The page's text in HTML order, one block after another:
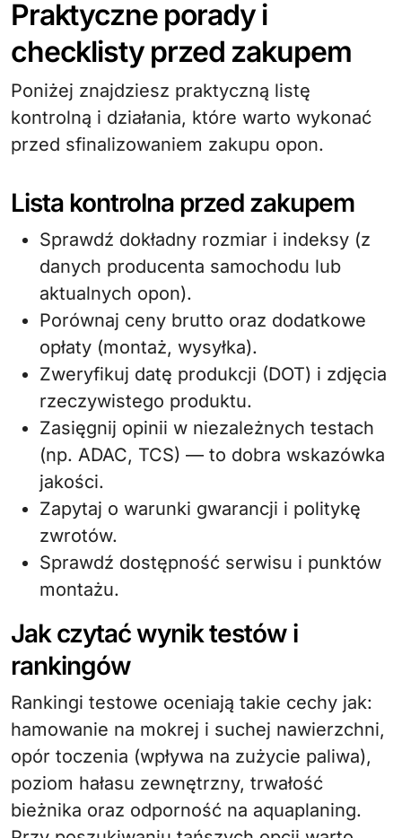
Praktyczne porady i
checklisty przed zakupem
Poniżej znajdziesz praktyczną listę
kontrolną i działania, które warto wykonać
przed sfinalizowaniem zakupu opon.
Lista kontrolna przed zakupem
Sprawdź dokładny rozmiar i indeksy (z
danych producenta samochodu lub
aktualnych opon).
Porównaj ceny brutto oraz dodatkowe
opłaty (montaż, wysyłka).
Zweryfikuj datę produkcji (DOT) i zdjęcia
rzeczywistego produktu.
Zasięgnij opinii w niezależnych testach
(np. ADAC, TCS) — to dobra wskazówka
jakości.
Zapytaj o warunki gwarancji i politykę
zwrotów.
Sprawdź dostępność serwisu i punktów
montażu.
Jak czytać wynik testów i
rankingów
Rankingi testowe oceniają takie cechy jak:
hamowanie na mokrej i suchej nawierzchni,
opór toczenia (wpływa na zużycie paliwa),
poziom hałasu zewnętrzny, trwałość
bieżnika oraz odporność na aquaplaning.